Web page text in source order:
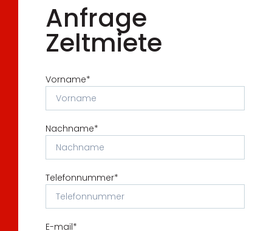
Anfrage
Zeltmiete
Vorname*
Nachname*
Telefonnummer*
E-mail*